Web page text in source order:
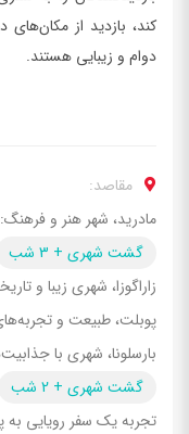
کند، بازدید از
دوام و زیبایی هستند.
مقاصد:
مادرید، شهر هنر و
گشت شهری + 3 شب
زاراگوزا، شهری زیبا و
پوبلت، طبیعت و
بارسلونا، شهری با
گشت شهری + 2 شب
تجربه یک سفر رویایی به